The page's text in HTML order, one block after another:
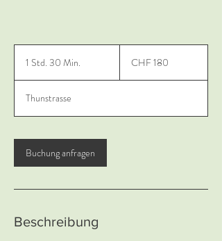
1 Std. 30 Min.
3
M
i
n
Franken
CHF 180
Thunstrasse
Buchung anfragen
Beschreibung